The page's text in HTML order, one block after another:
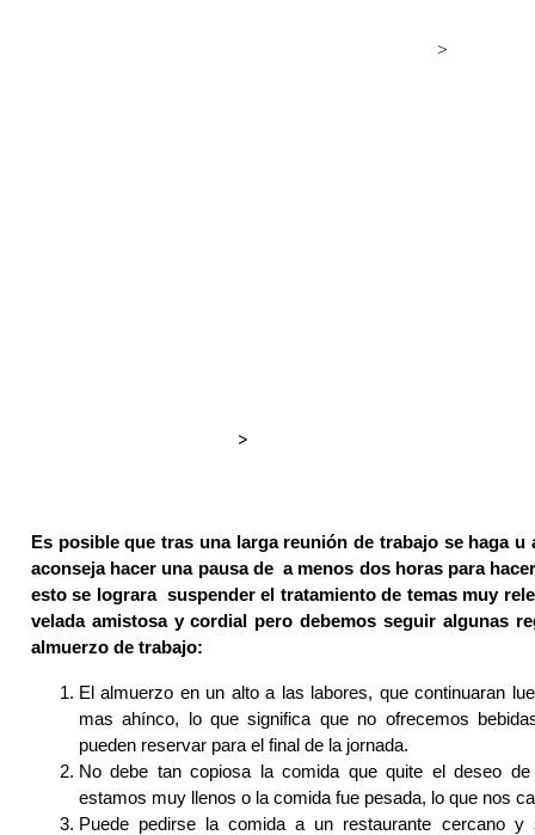
>
>
Es posible que tras una larga reunión de trabajo se haga
aconseja hacer una pausa de a menos dos horas para
esto se lograra suspender el tratamiento de temas muy
velada amistosa y cordial pero debemos seguir algunas
almuerzo de trabajo:
El almuerzo en un alto a las labores, que continuaran
mas ahínco, lo que significa que no ofrecemos
pueden reservar para el final de la jornada.
No debe tan copiosa la comida que quite el deseo
estamos muy llenos o la comida fue pesada, lo que nos
Puede pedirse la comida a un restaurante cercano y